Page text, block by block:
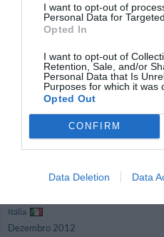
I want to opt-out of
Personal Data for
Opted In
I want to opt-out of
Retention, Sale, and/or
Personal Data that Is
Purposes for which it was
Opted Out
CONFIRM
Data Deletion Data
Você se hospedaria
Dezembro 2012
Casal com média de idade superior a
Itália
Dezembro 2012